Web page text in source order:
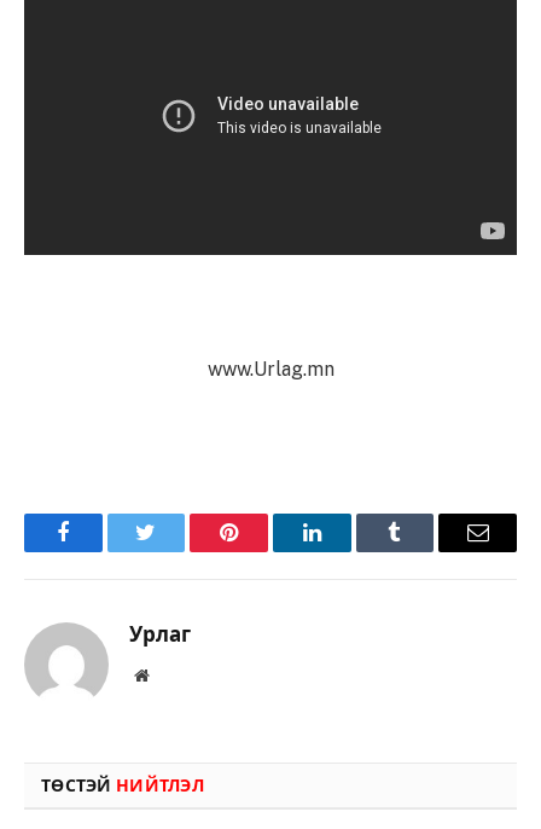
www.Urlag.mn
FacebookTwitter Pinterest LinkedInTumblr Имэйл
Урлаг
Вэбсайт
ТӨСТЭЙ НИЙТЛЭЛ